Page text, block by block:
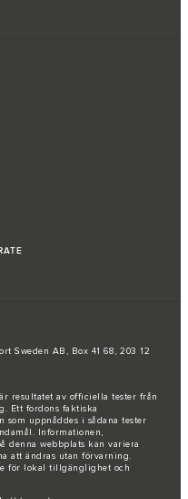
Sweden AB, Box 41 68, 203 12
resultatet av officiella tester från
Ett fordons faktiska
uppnåddes i sådana tester
Informationen,
denna webbplats kan variera
att ändras utan förvarning.
för lokal tillgänglighet och